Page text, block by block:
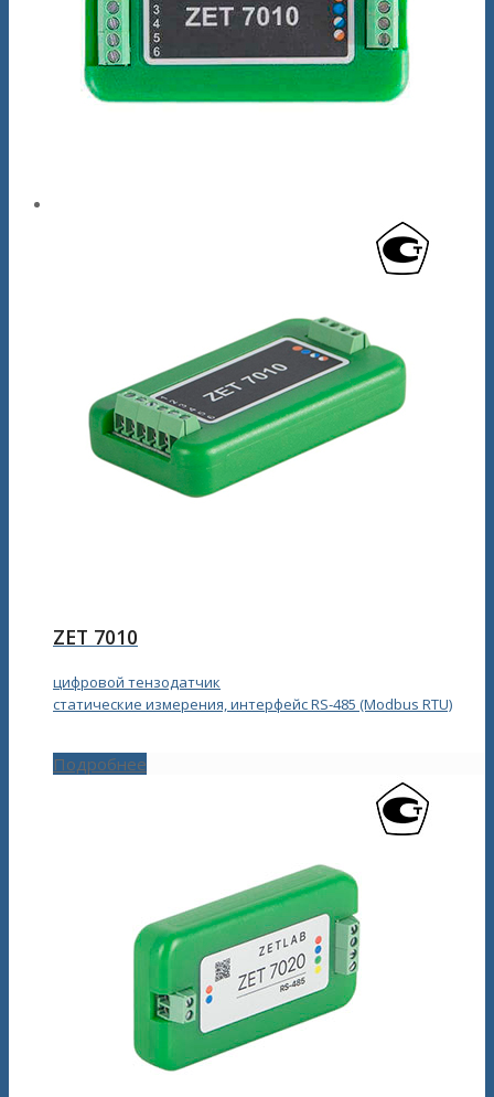
ZET 7010
цифровой тензодатчик
статические измерения, интерфейс RS‑485 (Modbus RTU)
Подробнее